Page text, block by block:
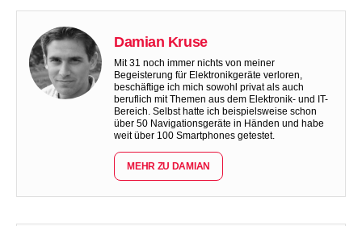
Damian Kruse
Mit 31 noch immer nichts von meiner
Begeisterung für Elektronikgeräte verloren,
beschäftige ich mich sowohl privat als auch
beruflich mit Themen aus dem Elektronik- und IT-
Bereich. Selbst hatte ich beispielsweise schon
über 50 Navigationsgeräte in Händen und habe
weit über 100 Smartphones getestet.
MEHR ZU DAMIAN